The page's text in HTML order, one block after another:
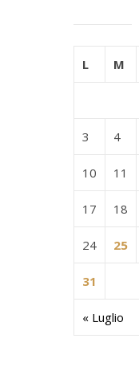
L M
« Luglio
3 4
10 11
17 18
24 25
31